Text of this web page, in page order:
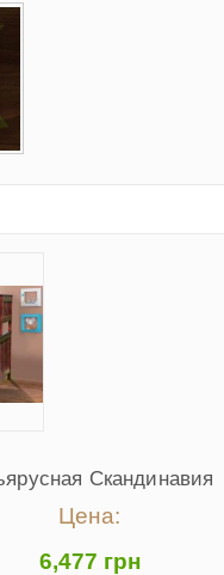
Скандинавия
Цена:
6,477 грн